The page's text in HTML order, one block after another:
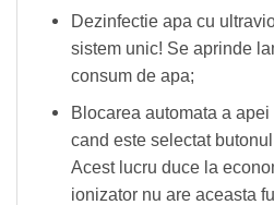
Dezinfectie apa cu
sistem unic! Se aprinde
consum de apa;
Blocarea automata a
cand este selectat butonul
Acest lucru duce la
ionizator nu are aceasta